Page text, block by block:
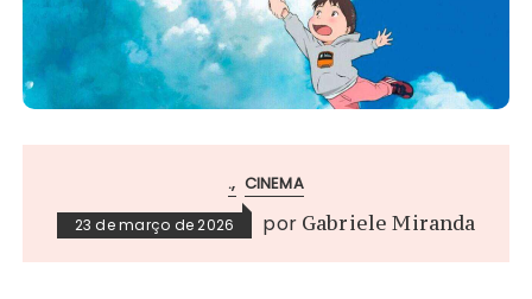
. CINEMA
23 de março de 2026 por Gabriele Miranda